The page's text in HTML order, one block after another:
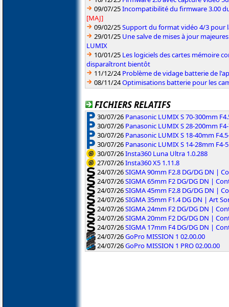
09/07/25Incompatibilité du firmware 3.00
[MAJ]
09/02/25Support du format vidéo 4/3 pour
29/01/25 Une salve de mises à jour
LUMIX
10/01/25 Les logiciels des cartes mémoire
disparaîtront bientôt
11/12/24Problème de vidage batterie de
08/11/24Optimisations batterie pour les
FICHIERS RELATIFS
30/07/26 Panasonic LUMIX S 70-300mm
30/07/26 Panasonic LUMIX S 28-200mm
30/07/26 Panasonic LUMIX S 18-40mm
30/07/26 Panasonic LUMIX S 14-28mm F4-
30/07/26Insta360 Luna Ultra 1.0.288
27/07/26Insta360 X5 1.11.8
24/07/26SIGMA 90mm F2.8 DG/DG DN |
24/07/26SIGMA 65mm F2 DG/DG DN |
24/07/26SIGMA 45mm F2.8 DG/DG DN |
24/07/26SIGMA 35mm F1.4 DG DN | Art
24/07/26SIGMA 24mm F2 DG/DG DN |
24/07/26SIGMA 20mm F2 DG/DG DN |
24/07/26SIGMA 17mm F4 DG/DG DN |
24/07/26GoPro MISSION 1 02.00.00
24/07/26GoPro MISSION 1 PRO 02.00.00